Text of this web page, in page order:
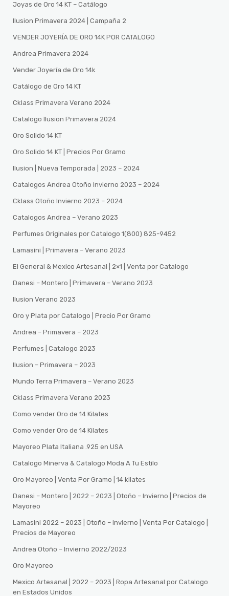
Joyas de Oro 14 KT – Catálogo
Ilusion Primavera 2024 | Campaña 2
VENDER JOYERÍA DE ORO 14K POR CATALOGO
Andrea Primavera 2024
Vender Joyería de Oro 14k
Catálogo de Oro 14 KT
Cklass Primavera Verano 2024
Catalogo Ilusion Primavera 2024
Oro Solido 14 KT
Oro Solido 14 KT | Precios Por Gramo
Ilusion | Nueva Temporada | 2023 – 2024
Catalogos Andrea Otoño Invierno 2023 – 2024
Cklass Otoño Invierno 2023 – 2024
Catalogos Andrea – Verano 2023
Perfumes Originales por Catalogo 1(800) 825-9452
Lamasini | Primavera – Verano 2023
El General & Mexico Artesanal | 2×1 | Venta por Catalogo
Danesi – Montero | Primavera – Verano 2023
Ilusion Verano 2023
Oro y Plata por Catalogo | Precio Por Gramo
Andrea – Primavera – 2023
Perfumes | Catalogo 2023
Ilusion – Primavera – 2023
Mundo Terra Primavera – Verano 2023
Cklass Primavera Verano 2023
Como vender Oro de 14 Kilates
Como vender Oro de 14 Kilates
Mayoreo Plata Italiana .925 en USA
Catalogo Minerva & Catalogo Moda A Tu Estilo
Oro Mayoreo | Venta Por Gramo | 14 kilates
Danesi – Montero | 2022 – 2023 | Otoño – Invierno | Precios de
Mayoreo
Lamasini 2022 – 2023 | Otoño – Invierno | Venta Por Catalogo |
Precios de Mayoreo
Andrea Otoño – Invierno 2022/2023
Oro Mayoreo
Mexico Artesanal | 2022 – 2023 | Ropa Artesanal por Catalogo
en Estados Unidos